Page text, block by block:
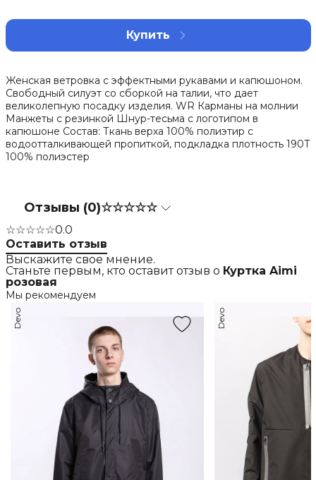
Купить
Женская ветровка с эффектными рукавами и капюшоном.
Свободный силуэт со сборкой на талии, что дает
великолепную посадку изделия. WR Карманы на молнии
Манжеты с резинкой Шнур-тесьма с логотипом в
капюшоне Состав: Ткань верха 100% полиэтир с
водоотталкивающей пропиткой, подкладка плотность 190Т
100% полиэстер
Отзывы (0)☆☆☆☆☆
☆☆☆☆☆0.0
Оставить отзыв
Выскажите свое мнение.
Станьте первым, кто оставит отзыв о Куртка Aimi
розовая
Мы рекомендуем
Devo Devo